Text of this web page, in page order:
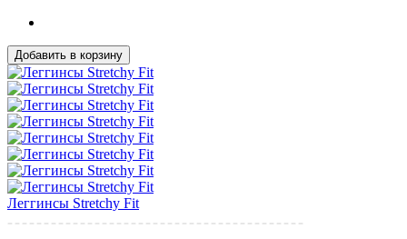
Добавить в корзину
Леггинсы Stretchy Fit